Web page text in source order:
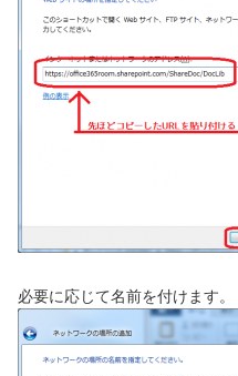
必要に応じて名前を付けます。